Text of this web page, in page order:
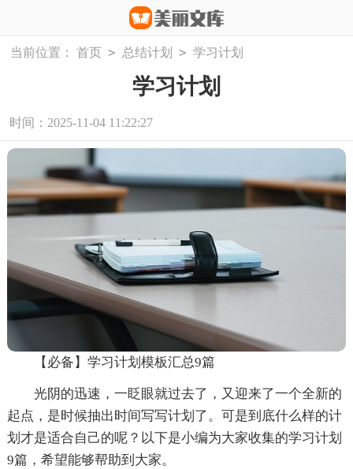
当前位置： 首页 > 总结计划 > 学习计划
学习计划
时间：2025-11-04 11:22:27
【必备】学习计划模板汇总9篇
光阴的迅速，一眨眼就过去了，又迎来了一个全新的
起点，是时候抽出时间写写计划了。可是到底什么样的计
划才是适合自己的呢？以下是小编为大家收集的学习计划
9篇，希望能够帮助到大家。